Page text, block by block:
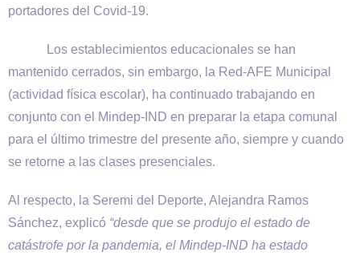
portadores del Covid-19.
Los establecimientos educacionales se han
mantenido cerrados, sin embargo, la Red-AFE Municipal
(actividad física escolar), ha continuado trabajando en
conjunto con el Mindep-IND en preparar la etapa comunal
para el último trimestre del presente año, siempre y cuando
se retorne a las clases presenciales.
Al respecto, la Seremi del Deporte, Alejandra Ramos
Sánchez, explicó “desde que se produjo el estado de
catástrofe por la pandemia, el Mindep-IND ha estado